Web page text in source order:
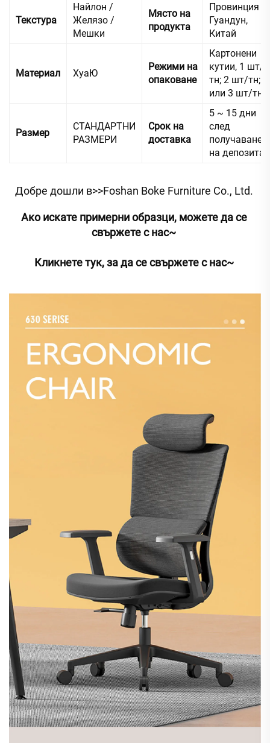
Текстура
Найлон /
Желязо /
Мешки
Място на
продукта
Провинция
Гуандун,
Китай
Материал ХуаЮ
Режими на
опаковане
Картонени
кутии, 1 шт/
тн; 2 шт/тн;
или 3 шт/тн
Размер
СТАНДАРТНИ
РАЗМЕРИ
Срок на
доставка
5 ~ 15 дни
след
получаване
на депозита
Добре дошли в>>Foshan Boke Furniture Co., Ltd.
Ако искате примерни образци, можете да се
свържете с нас~
Кликнете тук, за да се свържете с нас~